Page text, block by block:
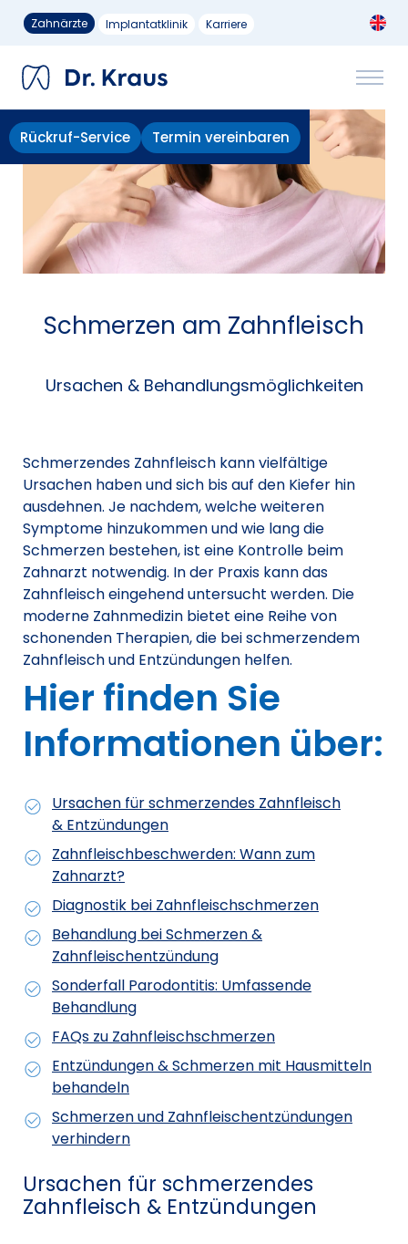
Zahnärzte Implantatklinik Karriere
Rückruf-Service Termin vereinbaren
Schmerzen am Zahnfleisch
Ursachen & Behandlungsmöglichkeiten
Schmerzendes Zahnfleisch kann vielfältige
Ursachen haben und sich bis auf den Kiefer hin
ausdehnen. Je nachdem, welche weiteren
Symptome hinzukommen und wie lang die
Schmerzen bestehen, ist eine Kontrolle beim
Zahnarzt notwendig. In der Praxis kann das
Zahnfleisch eingehend untersucht werden. Die
moderne Zahnmedizin bietet eine Reihe von
schonenden Therapien, die bei schmerzendem
Zahnfleisch und Entzündungen helfen.
Hier finden Sie
Informationen über:
Ursachen für schmerzendes Zahnfleisch
& Entzündungen
Zahnfleischbeschwerden: Wann zum
Zahnarzt?
Diagnostik bei Zahnfleischschmerzen
Behandlung bei Schmerzen &
Zahnfleischentzündung
Sonderfall Parodontitis: Umfassende
Behandlung
FAQs zu Zahnfleischschmerzen
Entzündungen & Schmerzen mit Hausmitteln
behandeln
Schmerzen und Zahnfleischentzündungen
verhindern
Ursachen für schmerzendes
Zahnfleisch & Entzündungen